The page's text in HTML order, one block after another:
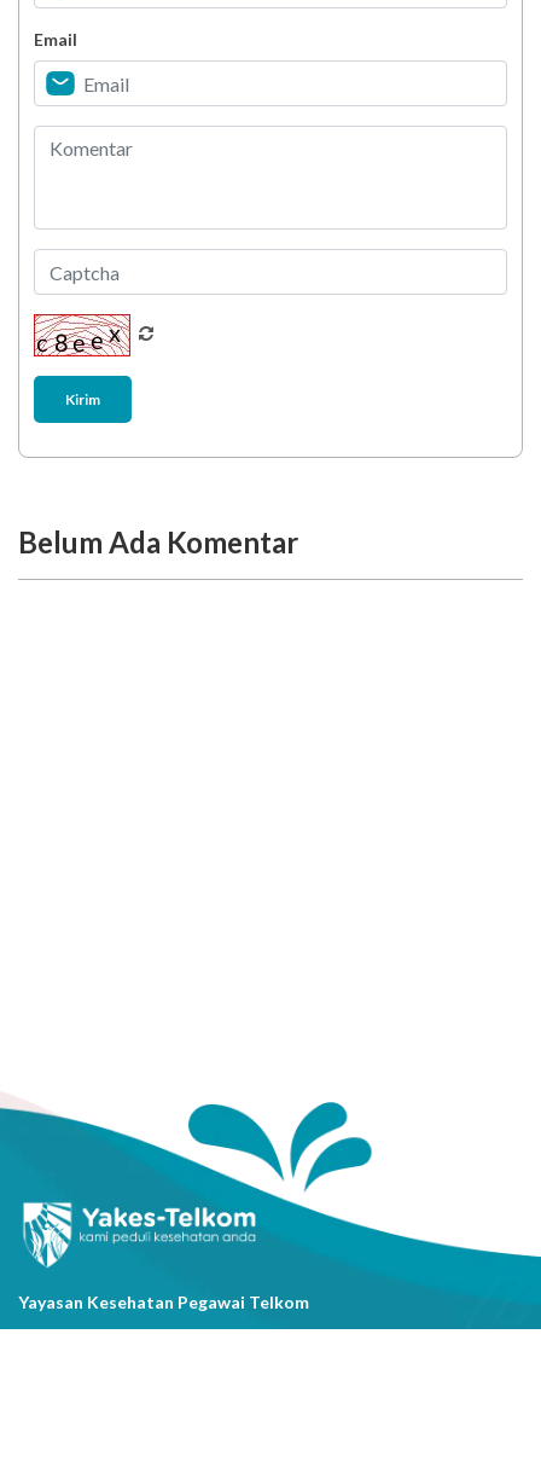
Berani Selesaikan Challenge 6.000 Langkah?
Email
Kirim
Belum Ada Komentar
Yayasan Kesehatan Pegawai Telkom